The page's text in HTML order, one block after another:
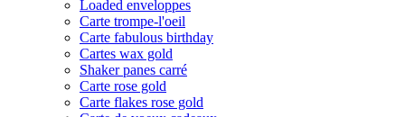
Loaded enveloppes
Carte trompe-l'oeil
Carte fabulous birthday
Cartes wax gold
Shaker panes carré
Carte rose gold
Carte flakes rose gold